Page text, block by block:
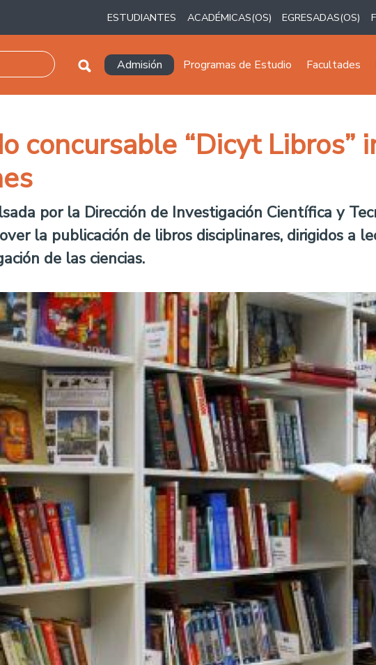
ESTUDIANTES ACADÉMICAS(OS) EGRESADAS(OS)
Navegación principal
Admisión Programas de Estudio Facultades
concursable “Dicyt Libros”
por la Dirección de Investigación Científica y
la publicación de libros disciplinares, dirigidos a
de las ciencias.